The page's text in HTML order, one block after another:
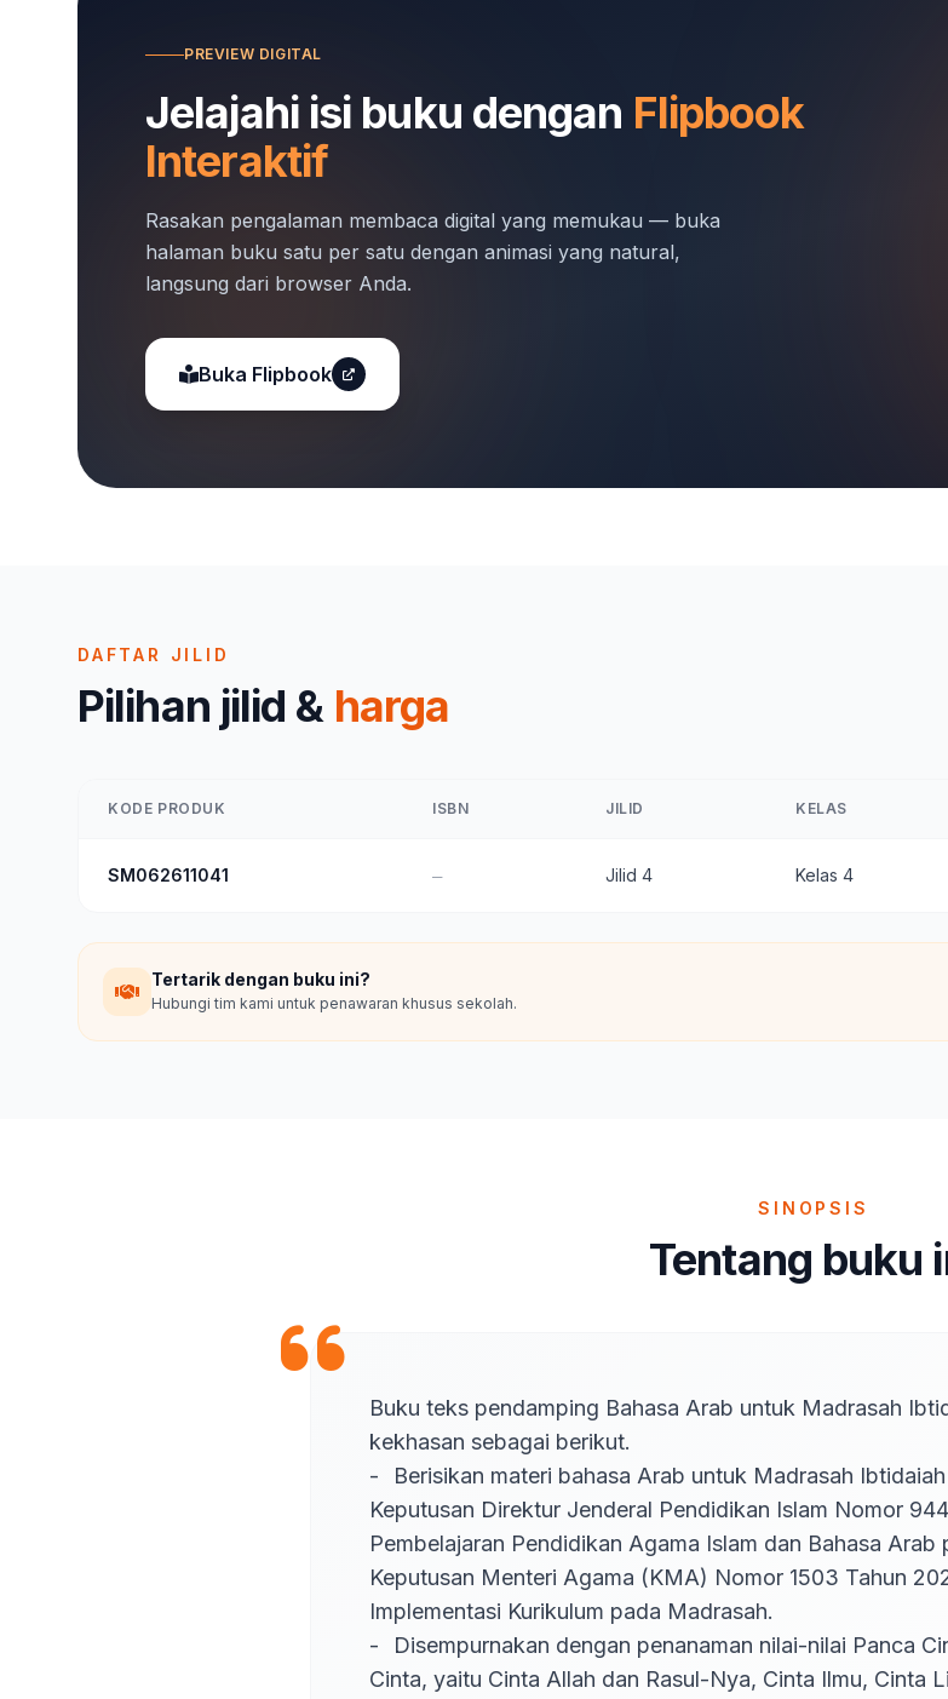
PREVIEW DIGITAL
Jelajahi isi buku dengan Flipbook
Interaktif
Rasakan pengalaman membaca digital yang memukau — buka
halaman buku satu per satu dengan animasi yang natural,
langsung dari browser Anda.
Buka Flipbook
DAFTAR JILID
Pilihan jilid & harga
KODE PRODUK ISBN JILID KELAS
SM062611041 — Jilid 4 Kelas 4
Tertarik dengan buku ini?
Hubungi tim kami untuk penawaran khusus sekolah.
SINOPSIS
Tentang buku
Buku teks pendamping Bahasa Arab untuk Madrasah
kekhasan sebagai berikut.
-	Berisikan materi bahasa Arab untuk Madrasah Ibtidaiah yang sesuai dengan
Keputusan Direktur Jenderal Pendidikan Islam Nomor
Pembelajaran Pendidikan Agama Islam dan Bahasa Arab
Keputusan Menteri Agama (KMA) Nomor 1503 Tahun
Implementasi Kurikulum pada Madrasah.
-	Disempurnakan dengan penanaman nilai-nilai Panca Cinta dalam Kurikulum Berbasis
Cinta, yaitu Cinta Allah dan Rasul-Nya, Cinta Ilmu, Cinta